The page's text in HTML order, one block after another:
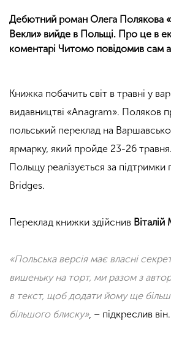
Дебютний роман Олега Полякова
Векли» вийде в Польщі. Про це в
коментарі Читомо повідомив сам
Книжка побачить світ в травні у
видавництві «Anagram». Поляков
польський переклад на
ярмарку, який пройде 23-26
Польщу реалізується за
Bridges.
Переклад книжки здійснив Віталій
«Польська версія має власні
вишеньку на торт, ми разом з
в текст, щоб додати йому ще
більшого блиску», – підкреслив він.